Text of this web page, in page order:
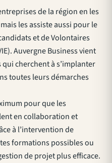
de la région en les
les assiste aussi pour le
et de Volontaires
Auvergne Business vient
cherchent à s’implanter
toutes leurs démarches
pour que les
en collaboration et
à l’intervention de
formations possibles ou
de projet plus efficace.